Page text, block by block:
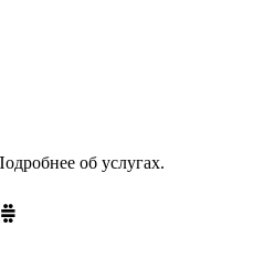
об услугах.